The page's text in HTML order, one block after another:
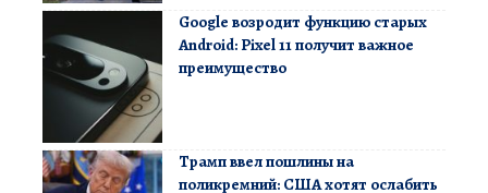
Google возродит функцию старых
Android: Pixel 11 получит важное
преимущество
Трамп ввел пошлины на
поликремний: США хотят ослабить